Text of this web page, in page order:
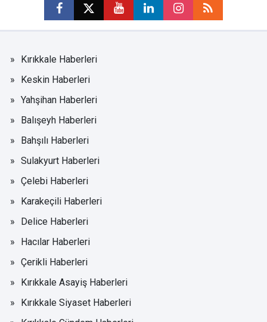
Kırıkkale Haberleri
Keskin Haberleri
Yahşihan Haberleri
Balışeyh Haberleri
Bahşılı Haberleri
Sulakyurt Haberleri
Çelebi Haberleri
Karakeçili Haberleri
Delice Haberleri
Hacılar Haberleri
Çerikli Haberleri
Kırıkkale Asayiş Haberleri
Kırıkkale Siyaset Haberleri